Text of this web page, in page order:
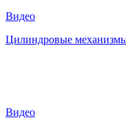
Видео
Цилиндровые
Видео